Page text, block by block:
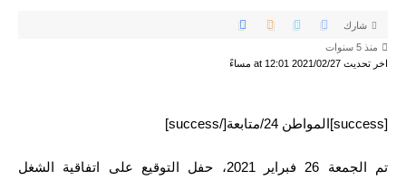
اخر تحديث 2021/02/27 at 12:01 مساءً
منذ 5 سنوات
شارك
[success]المواطن 24/متابعة[/success]
تم الجمعة 26 فبراير 2021، حفل التوقيع على اتفاقية الشغل